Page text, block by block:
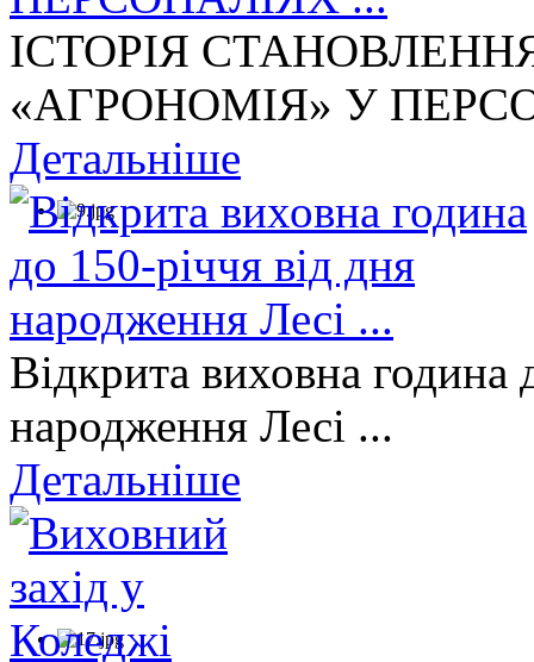
ІСТОРІЯ
«АГРОНОМІЯ» У
Детальніше
Відкрита виховна година
народження Лесі ...
Детальніше